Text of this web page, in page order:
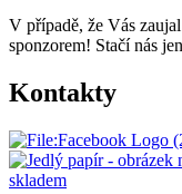
V případě, že Vás
sponzorem! Stačí nás jen
Kontakty